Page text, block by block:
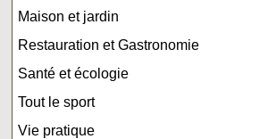
Maison et jardin
Restauration et Gastronomie
Santé et écologie
Tout le sport
Vie pratique